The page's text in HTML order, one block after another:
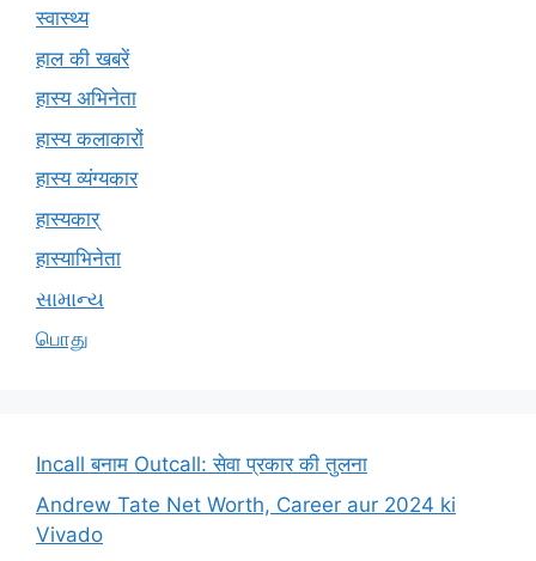
स्वास्थ्य
हाल की खबरें
हास्य अभिनेता
हास्य कलाकारों
हास्य व्यंग्यकार
हास्यकार्
हास्याभिनेता
સામાન્ય
பொது
Incall बनाम Outcall: सेवा प्रकार की तुलना
Andrew Tate Net Worth, Career aur 2024 ki
Vivado